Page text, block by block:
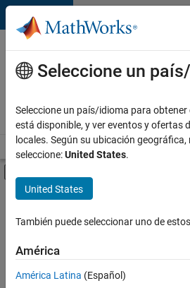
Saltar al contenido
Ofertas
de
empleo
MathWorks
Visión general Búsqueda de empleo
Contenido principal
FILTRADO POR
Web Applications and Services
Technical Sales Engineering
Seleccione un
Seleccione un país/idioma para
está disponible, y ver eventos y ofertas
locales. Según su ubicación
seleccione:United States.
United States
También puede seleccionar uno de
América
América Latina (Español)